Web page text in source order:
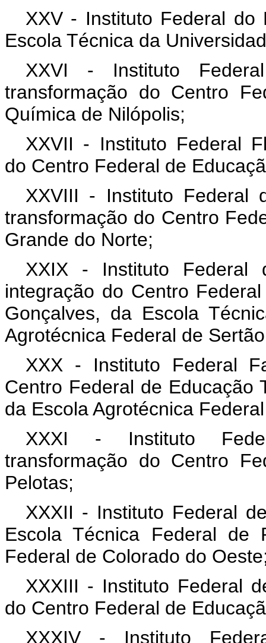
XXV - Instituto Federal do
Escola Técnica da
XXVI - Instituto
transformação do Centro
Química de Nilópolis;
XXVII - Instituto Federal
do Centro Federal de
XXVIII - Instituto Federal
transformação do Centro
Grande do Norte;
XXIX - Instituto Federal
integração do Centro
Gonçalves, da Escola
Agrotécnica Federal de
XXX - Instituto Federal
Centro Federal de Educação
da Escola Agrotécnica
XXXI - Instituto
transformação do Centro
Pelotas;
XXXII - Instituto Federal
Escola Técnica Federal de
Federal de Colorado do
XXXIII - Instituto Federal
do Centro Federal de
XXXIV - Instituto